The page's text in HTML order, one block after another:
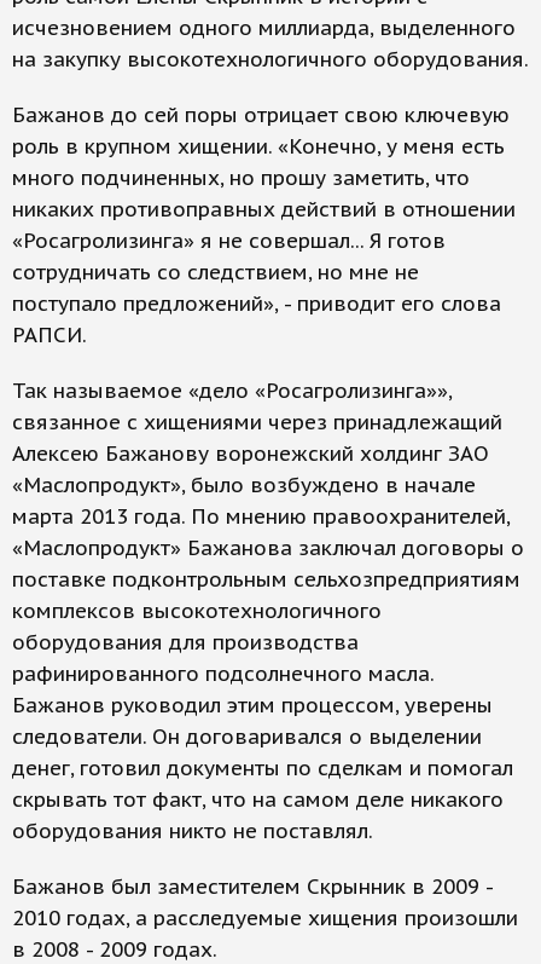
исчезновением одного миллиарда, выделенного
на закупку высокотехнологичного оборудования.
Бажанов до сей поры отрицает свою ключевую
роль в крупном хищении. «Конечно, у меня есть
много подчиненных, но прошу заметить, что
никаких противоправных действий в отношении
«Росагролизинга» я не совершал... Я готов
сотрудничать со следствием, но мне не
поступало предложений», - приводит его слова
РАПСИ.
Так называемое «дело «Росагролизинга»»,
связанное с хищениями через принадлежащий
Алексею Бажанову воронежский холдинг ЗАО
«Маслопродукт», было возбуждено в начале
марта 2013 года. По мнению правоохранителей,
«Маслопродукт» Бажанова заключал договоры о
поставке подконтрольным сельхозпредприятиям
комплексов высокотехнологичного
оборудования для производства
рафинированного подсолнечного масла.
Бажанов руководил этим процессом, уверены
следователи. Он договаривался о выделении
денег, готовил документы по сделкам и помогал
скрывать тот факт, что на самом деле никакого
оборудования никто не поставлял.
Бажанов был заместителем Скрынник в 2009 -
2010 годах, а расследуемые хищения произошли
в 2008 - 2009 годах.